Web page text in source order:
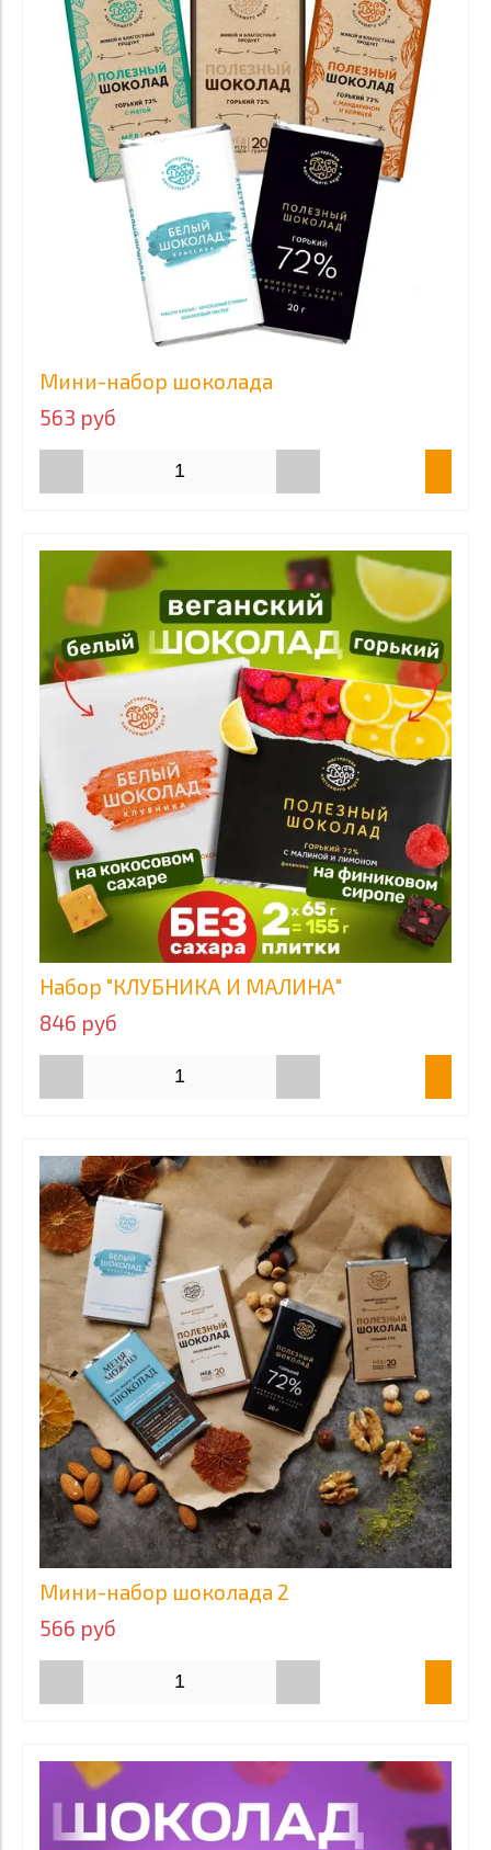
Мини-набор шоколада
563 руб
Набор "КЛУБНИКА И МАЛИНА"
846 руб
Мини-набор шоколада 2
566 руб